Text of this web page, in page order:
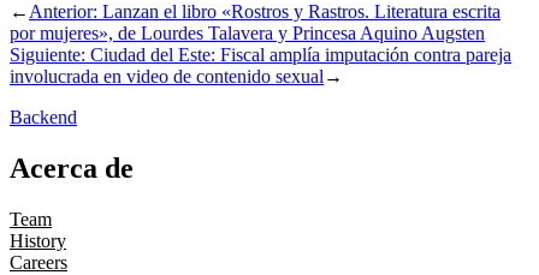
←Anterior: Lanzan el libro «Rostros y Rastros. Literatura escrita
por mujeres», de Lourdes Talavera y Princesa Aquino Augsten
Siguiente: Ciudad del Este: Fiscal amplía imputación contra pareja
involucrada en video de contenido sexual→
Backend
Acerca de
Team
History
Careers